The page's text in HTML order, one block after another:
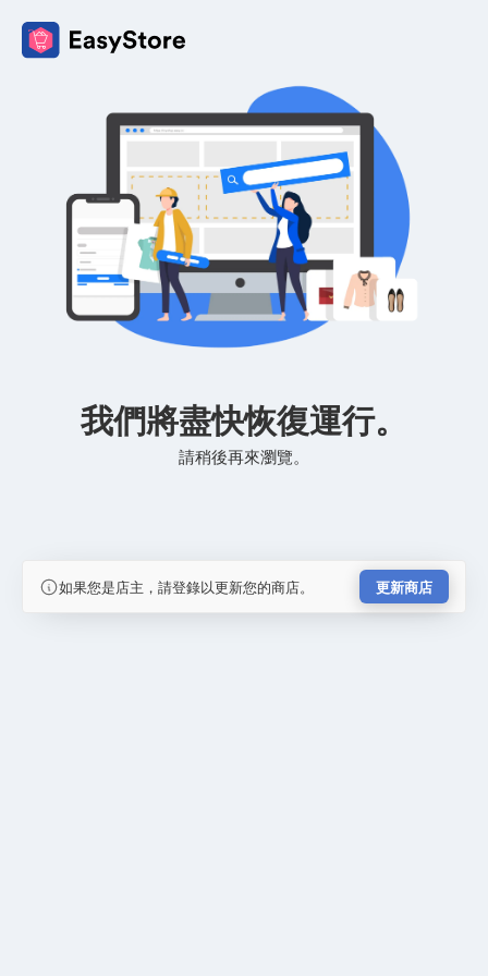
我們將盡快恢復運行。
請稍後再來瀏覽。
如果您是店主，請登錄以更新您的商店。 更新商店